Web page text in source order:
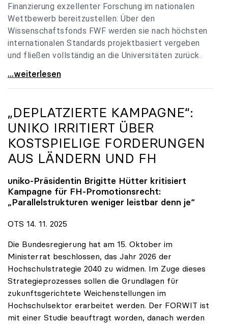
Finanzierung exzellenter Forschung im nationalen
Wettbewerb bereitzustellen: Über den
Wissenschaftsfonds FWF werden sie nach höchsten
internationalen Standards projektbasiert vergeben
und fließen vollständig an die Universitäten zurück.
Gemeinsam für einen starken Wissenschafts- und
...weiterlesen
„DEPLATZIERTE KAMPAGNE“:
UNIKO IRRITIERT ÜBER
KOSTSPIELIGE FORDERUNGEN
AUS LÄNDERN UND FH
uniko-Präsidentin Brigitte Hütter kritisiert
Kampagne für FH-Promotionsrecht:
„Parallelstrukturen weniger leistbar denn je“
OTS 14. 11. 2025
Die Bundesregierung hat am 15. Oktober im
Ministerrat beschlossen, das Jahr 2026 der
Hochschulstrategie 2040 zu widmen. Im Zuge dieses
Strategieprozesses sollen die Grundlagen für
zukunftsgerichtete Weichenstellungen im
Hochschulsektor erarbeitet werden. Der FORWIT ist
mit einer Studie beauftragt worden, danach werden